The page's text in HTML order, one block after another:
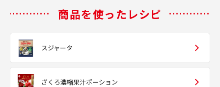
商品を使ったレシピ
スジャータ
ざくろ濃縮果汁ポーション